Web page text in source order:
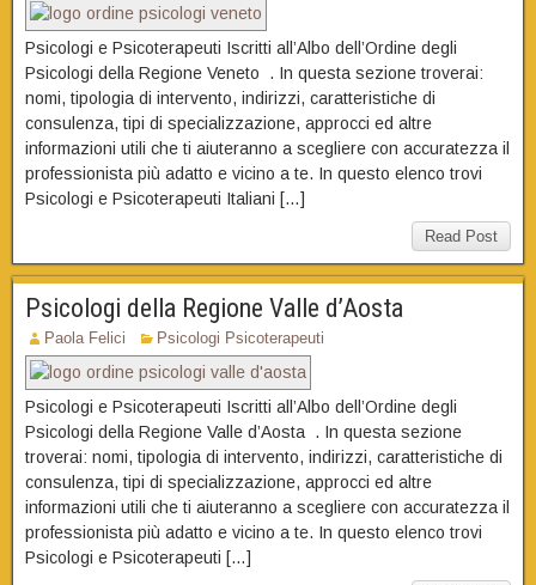
Psicologi e Psicoterapeuti Iscritti all’Albo dell’Ordine degli
Psicologi della Regione Veneto . In questa sezione troverai:
nomi, tipologia di intervento, indirizzi, caratteristiche di
consulenza, tipi di specializzazione, approcci ed altre
informazioni utili che ti aiuteranno a scegliere con accuratezza il
professionista più adatto e vicino a te. In questo elenco trovi
Psicologi e Psicoterapeuti Italiani […]
Read Post
Psicologi della Regione Valle d’Aosta
Paola Felici Psicologi Psicoterapeuti
Psicologi e Psicoterapeuti Iscritti all’Albo dell’Ordine degli
Psicologi della Regione Valle d’Aosta . In questa sezione
troverai: nomi, tipologia di intervento, indirizzi, caratteristiche di
consulenza, tipi di specializzazione, approcci ed altre
informazioni utili che ti aiuteranno a scegliere con accuratezza il
professionista più adatto e vicino a te. In questo elenco trovi
Psicologi e Psicoterapeuti […]